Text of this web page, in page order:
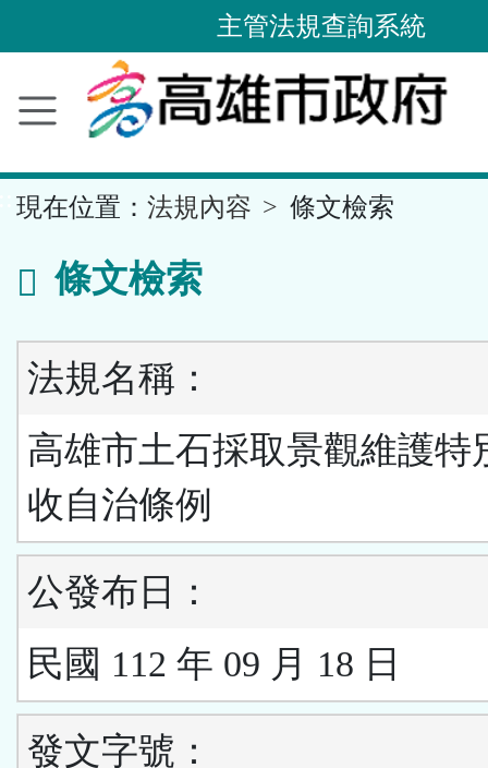
內
容
主管法規查詢系統
現在位置： 法規內容 條文檢索
條文檢索
法規名稱：
高雄市土石採取景觀維護特
收自治條例
公發布日：
民國 112 年 09 月 18 日
發文字號：